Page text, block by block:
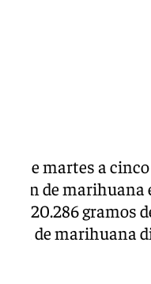
este martes a
de
20.286 gramos
de